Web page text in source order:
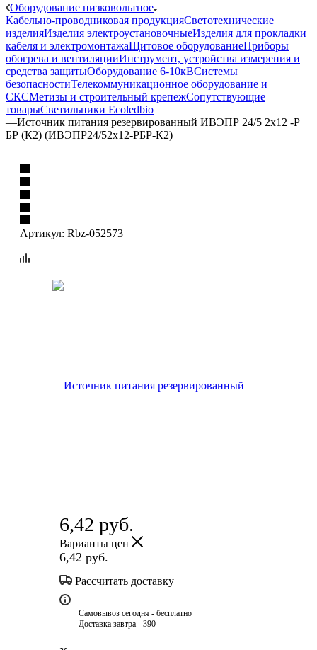
Оборудование низковольтное
Кабельно-проводниковая продукцияСветотехнические
изделияИзделия электроустановочныеИзделия для прокладки
кабеля и электромонтажаЩитовое оборудованиеПриборы
обогрева и вентиляцииИнструмент, устройства измерения и
средства защитыОборудование 6-10кВСистемы
безопасностиТелекоммуникационное оборудование и
СКСМетизы и строительный крепежСопутствующие
товарыСветильники Ecoledbio
—Источник питания резервированный ИВЭПР 24/5 2х12 -Р
БР (К2) (ИВЭПР24/52х12-РБР-К2)
Артикул: Rbz-052573
6,42 руб.
Варианты цен
6,42 руб.
Рассчитать доставку
Самовывоз сегодня - бесплатно
Доставка завтра - 390